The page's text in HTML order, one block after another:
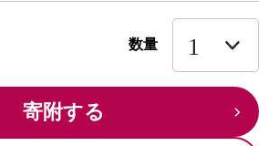
数量
寄附する